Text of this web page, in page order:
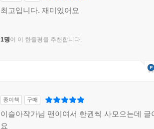
최고입니다. 재미있어요
1명이 이 한줄평을 추천합니다.
종이책 구매
이슬아작가님 팬이여서 한권씩 사모으는데 글
요